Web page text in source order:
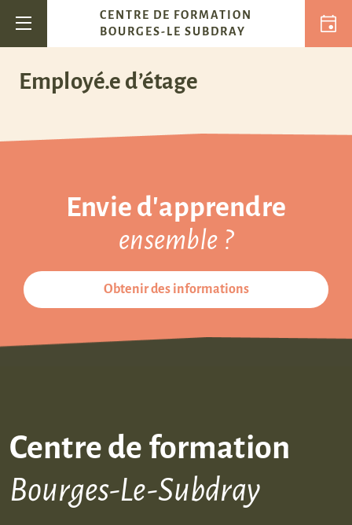
Navigation principale
CENTRE DE FORMATION
BOURGES-LE SUBDRAY
Employé.e d’étage
Envie d'apprendre
ensemble ?
Obtenir des informations
Centre de formation
Bourges-Le-Subdray